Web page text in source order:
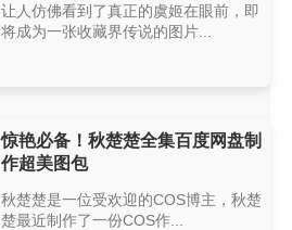
让人仿佛看到了真正的虞姬在眼前，即
将成为一张收藏界传说的图片...
惊艳必备！秋楚楚全集百度网盘制
作超美图包
秋楚楚是一位受欢迎的COS博主，秋楚
楚最近制作了一份COS作...